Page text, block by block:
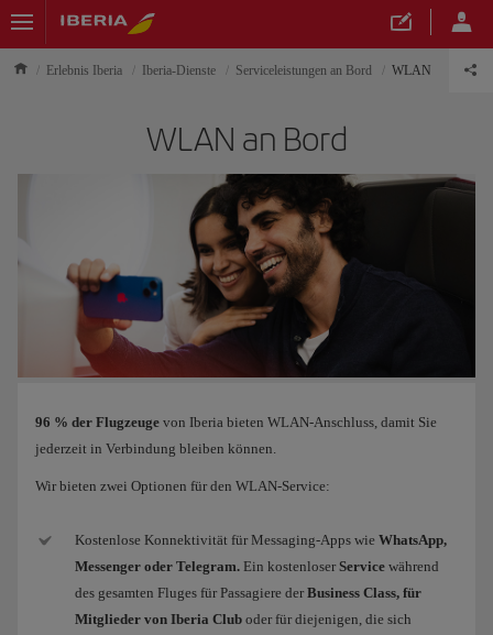
Erlebnis Iberia Iberia-Dienste Serviceleistungen an Bord WLAN
WLAN an Bord
96 % der Flugzeuge von Iberia bieten WLAN-Anschluss, damit Sie
jederzeit in Verbindung bleiben können.
Wir bieten zwei Optionen für den WLAN-Service:
Kostenlose Konnektivität für Messaging-Apps wie WhatsApp,
Messenger oder Telegram. Ein kostenloser Service während
des gesamten Fluges für Passagiere der Business Class, für
Mitglieder von Iberia Club oder für diejenigen, die sich